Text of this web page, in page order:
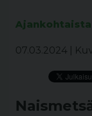
Ajankohtaista
07.03.2024